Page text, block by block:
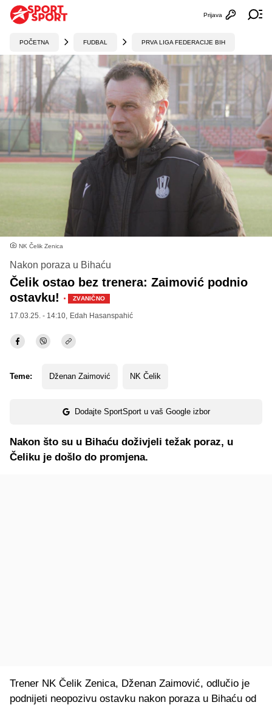
Otvori
Prijava
POČETNA FUDBAL PRVA LIGA FEDERACIJE BIH
NK Čelik Zenica
Nakon poraza u Bihaću
Čelik ostao bez trenera: Zaimović podnio
ostavku! · ZVANIČNO
17.03.25. - 14:10, Edah Hasanspahić
Teme: Dženan Zaimović NK Čelik
Dodajte SportSport u vaš Google izbor
Nakon što su u Bihaću doživjeli težak poraz, u
Čeliku je došlo do promjena.
Trener NK Čelik Zenica, Dženan Zaimović, odlučio je
podnijeti neopozivu ostavku nakon poraza u Bihaću od